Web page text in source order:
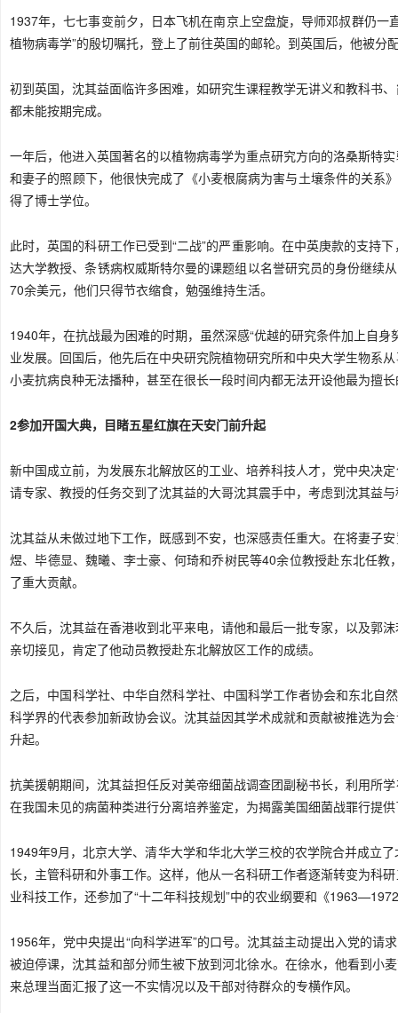
1937年，七七事变前夕，日本飞机在南京上空盘旋，导师邓叔群仍
植物病毒学”的殷切嘱托，登上了前往英国的邮轮。到英国后，他被
初到英国，沈其益面临许多困难，如研究生课程教学无讲义和教科书
都未能按期完成。
一年后，他进入英国著名的以植物病毒学为重点研究方向的洛桑斯特
和妻子的照顾下，他很快完成了《小麦根腐病为害与土壤条件的关
得了博士学位。
此时，英国的科研工作已受到“二战”的严重影响。在中英庚款的支持
达大学教授、条锈病权威斯特尔曼的课题组以名誉研究员的身份继续
70余美元，他们只得节衣缩食，勉强维持生活。
1940年，在抗战最为困难的时期，虽然深感“优越的研究条件加上自
业发展。回国后，他先后在中央研究院植物研究所和中央大学生物系
小麦抗病良种无法播种，甚至在很长一段时间内都无法开设他最为擅
2参加开国大典，目睹五星红旗在天安门前升起
新中国成立前，为发展东北解放区的工业、培养科技人才，党中央决
请专家、教授的任务交到了沈其益的大哥沈其震手中，考虑到沈其益
沈其益从未做过地下工作，既感到不安，也深感责任重大。在将妻子
煜、毕德显、魏曦、李士豪、何琦和乔树民等40余位教授赴东北任
了重大贡献。
不久后，沈其益在香港收到北平来电，请他和最后一批专家，以及郭
亲切接见，肯定了他动员教授赴东北解放区工作的成绩。
之后，中国科学社、中华自然科学社、中国科学工作者协会和东北
科学界的代表参加新政协会议。沈其益因其学术成就和贡献被推选为
升起。
抗美援朝期间，沈其益担任反对美帝细菌战调查团副秘书长，利用所
在我国未见的病菌种类进行分离培养鉴定，为揭露美国细菌战罪行提
1949年9月，北京大学、清华大学和华北大学三校的农学院合并成立
长，主管科研和外事工作。这样，他从一名科研工作者逐渐转变为科
业科技工作，还参加了“十二年科技规划”中的农业纲要和《
1956年，党中央提出“向科学进军”的口号。沈其益主动提出入党的请
被迫停课，沈其益和部分师生被下放到河北徐水。在徐水，他看到小
来总理当面汇报了这一不实情况以及干部对待群众的专横作风。